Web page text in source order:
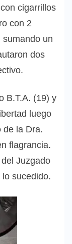
cigarrillos
con 2
sumando un
dos
B.T.A. (19) y
luego
de la Dra.
flagrancia.
Juzgado
sucedido.